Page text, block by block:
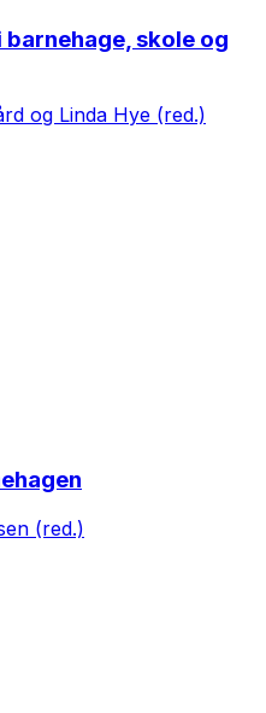
skole og
og Linda Hye (red.)
(red.)